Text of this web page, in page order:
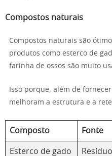
Compostos naturais
Compostos naturais são
produtos como esterco de
farinha de ossos são muito
Isso porque, além de
melhoram a estrutura e a
Composto Fonte
Esterco de gado